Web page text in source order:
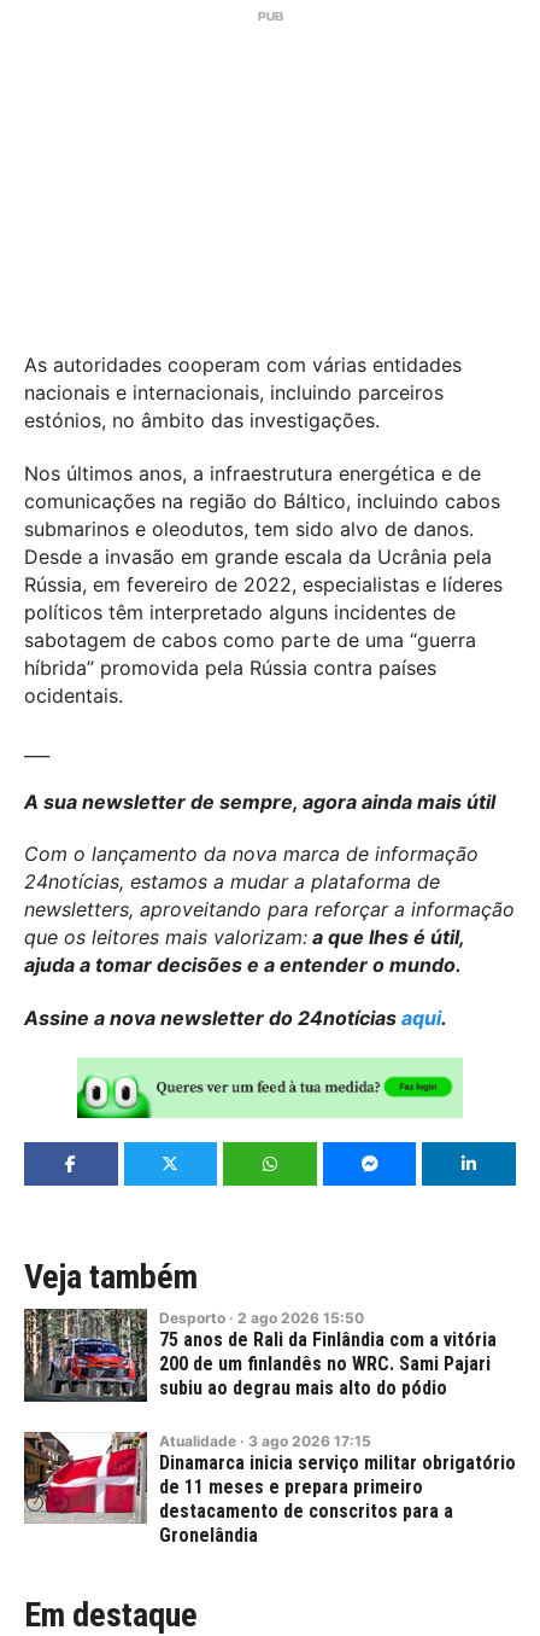
As autoridades cooperam com várias entidades
nacionais e internacionais, incluindo parceiros
estónios, no âmbito das investigações.
Nos últimos anos, a infraestrutura energética e de
comunicações na região do Báltico, incluindo cabos
submarinos e oleodutos, tem sido alvo de danos.
Desde a invasão em grande escala da Ucrânia pela
Rússia, em fevereiro de 2022, especialistas e líderes
políticos têm interpretado alguns incidentes de
sabotagem de cabos como parte de uma “guerra
híbrida” promovida pela Rússia contra países
ocidentais.
A sua newsletter de sempre, agora ainda mais útil
Com o lançamento da nova marca de informação
24notícias, estamos a mudar a plataforma de
newsletters, aproveitando para reforçar a informação
que os leitores mais valorizam: a que lhes é útil,
ajuda a tomar decisões e a entender o mundo.
Assine a nova newsletter do 24notícias aqui.
Veja também
Desporto · 2 ago 2026 15:50
75 anos de Rali da Finlândia com a vitória
200 de um finlandês no WRC. Sami Pajari
subiu ao degrau mais alto do pódio
Atualidade · 3 ago 2026 17:15
Dinamarca inicia serviço militar obrigatório
de 11 meses e prepara primeiro
destacamento de conscritos para a
Gronelândia
Em destaque